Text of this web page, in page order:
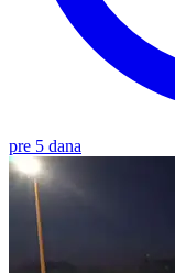
pre 5 dana